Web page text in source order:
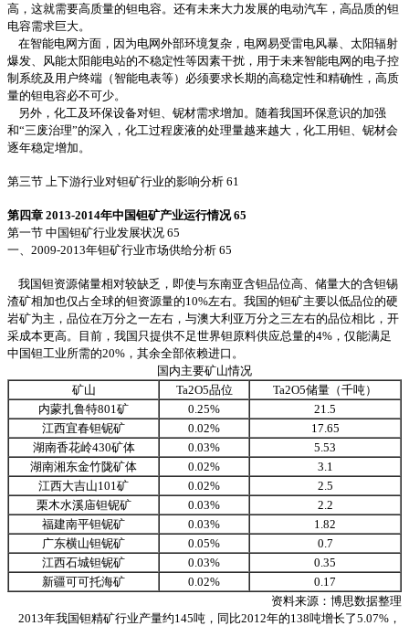
高，这就需要高质量的钽电容。还有未来大力发展的电动汽车，高品质的钽
电容需求巨大。
在智能电网方面，因为电网外部环境复杂，电网易受雷电风暴、太阳辐射
爆发、风能太阳能电站的不稳定性等因素干扰，用于未来智能电网的电子控
制系统及用户终端（智能电表等）必须要求长期的高稳定性和精确性，高质
量的钽电容必不可少。
另外，化工及环保设备对钽、铌材需求增加。随着我国环保意识的加强
和“三废治理”的深入，化工过程废液的处理量越来越大，化工用钽、铌材会
逐年稳定增加。
第三节 上下游行业对钽矿行业的影响分析 61
第四章 2013-2014年中国钽矿产业运行情况 65
第一节 中国钽矿行业发展状况 65
一、2009-2013年钽矿行业市场供给分析 65
我国钽资源储量相对较缺乏，即使与东南亚含钽品位高、储量大的含钽锡
渣矿相加也仅占全球的钽资源量的10%左右。我国的钽矿主要以低品位的硬
岩矿为主，品位在万分之一左右，与澳大利亚万分之三左右的品位相比，开
采成本更高。目前，我国只提供不足世界钽原料供应总量的4%，仅能满足
中国钽工业所需的20%，其余全部依赖进口。
国内主要矿山情况
矿山
Ta2O5品位
Ta2O5储量（千吨）
内蒙扎鲁特801矿
0.25%
21.5
江西宜春钽铌矿
0.02%
17.65
湖南香花岭430矿体
0.03%
5.53
湖南湘东金竹陇矿体
0.02%
3.1
江西大吉山101矿
0.02%
2.5
栗木水溪庙钽铌矿
0.03%
2.2
福建南平钽铌矿
0.03%
1.82
广东横山钽铌矿
0.05%
0.7
江西石城钽铌矿
0.03%
0.35
新疆可可托海矿
0.02%
0.17
资料来源： 博思数据整理
2013年我国钽精矿行业产量约145吨，同比2012年的138吨增长了5.07%，